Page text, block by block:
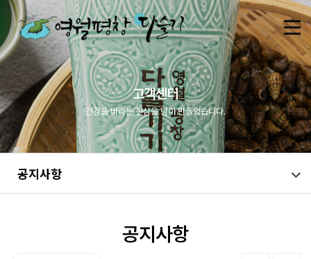
고객센터
건강을 바라는 진심을 담아 만들었습니다.
공지사항
공지사항